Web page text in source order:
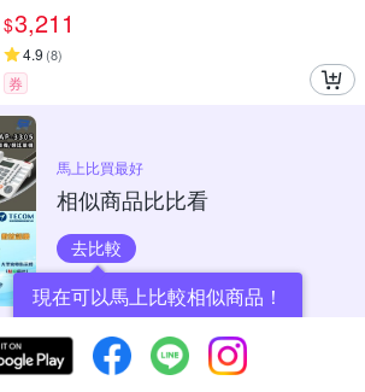
$3,211
4.9 (8)
券
馬上比買最好
相似商品比比看
去比較
現在可以馬上比較相似商品！